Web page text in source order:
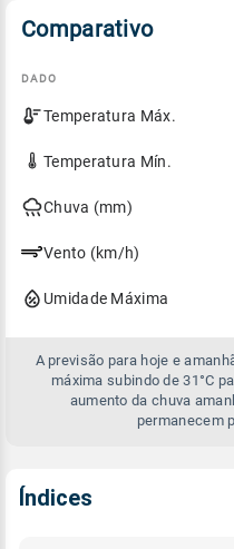
Comparativo
Comparativo
entre
previsão
hoje
DADO
Temperatura Máx.
Temperatura Mín.
Chuva (mm)
Vento (km/h)
Umidade Máxima
A previsão para hoje e
máxima subindo de 31°C
aumento da chuva
permanecem
Índices